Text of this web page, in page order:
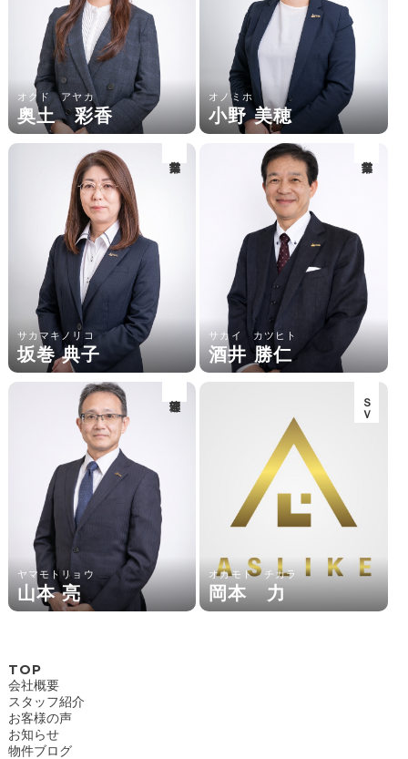
オクド アヤカ
奥土 彩香
オノミホ
小野 美穂
サカマキノリコ
坂巻 典子
サカイ カツヒト
酒井 勝仁
ヤマモトリョウ
山本 亮
ＳＶ
オカモト チカラ
岡本 力
TOP
会社概要
スタッフ紹介
お客様の声
お知らせ
物件ブログ